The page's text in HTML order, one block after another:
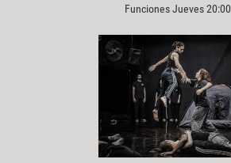
Funciones Jueves 20:00